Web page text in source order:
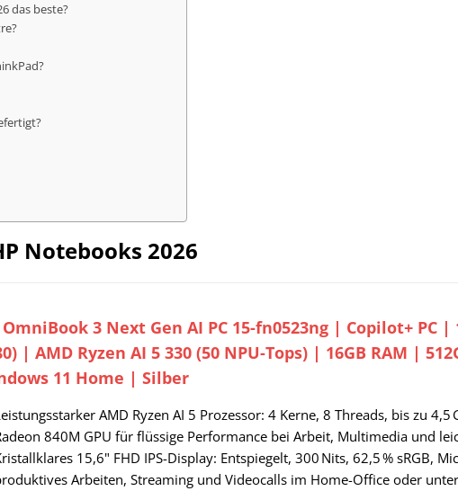
das beste?
Notebooks 2026
OmniBook 3 Next Gen AI PC 15-fn0523ng | Copilot+ PC |
| AMD Ryzen AI 5 330 (50 NPU-Tops) | 16GB RAM |
11 Home | Silber
AMD Ryzen AI 5 Prozessor: 4 Kerne, 8 Threads, bis zu
840M GPU für flüssige Performance bei Arbeit, Multimedia und
15,6" FHD IPS-Display: Entspiegelt, 300 Nits, 62,5 % sRGB,
Arbeiten, Streaming und Videocalls im Home-Office oder